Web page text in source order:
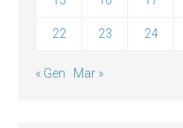
22 23 24
« Gen Mar »